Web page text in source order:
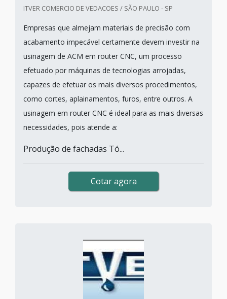
ITVER COMERCIO DE VEDACOES / SÃO PAULO - SP
Empresas que almejam materiais de precisão com
acabamento impecável certamente devem investir na
usinagem de ACM em router CNC, um processo
efetuado por máquinas de tecnologias arrojadas,
capazes de efetuar os mais diversos procedimentos,
como cortes, aplainamentos, furos, entre outros. A
usinagem em router CNC é ideal para as mais diversas
necessidades, pois atende a:
Produção de fachadas Tó...
Cotar agora